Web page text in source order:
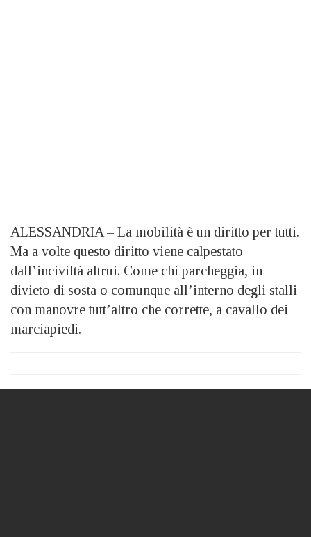
ALESSANDRIA – La mobilità è un diritto per tutti.
Ma a volte questo diritto viene calpestato
dall’inciviltà altrui. Come chi parcheggia, in
divieto di sosta o comunque all’interno degli stalli
con manovre tutt’altro che corrette, a cavallo dei
marciapiedi.